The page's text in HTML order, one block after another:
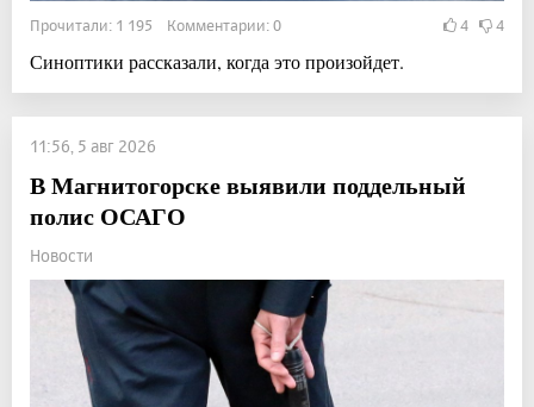
Прочитали: 1 195 Комментарии: 0 4 4
Синоптики рассказали, когда это произойдет.
11:56, 5 авг 2026
В Магнитогорске выявили поддельный
полис ОСАГО
Новости